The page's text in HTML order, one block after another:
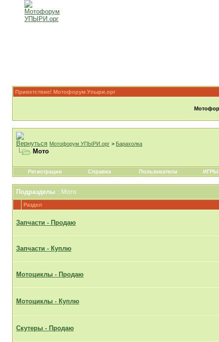
Приветствие! Мотофорум Упыри.орг
Мотофорум УПЫРИ.орг > Барахолка
Мото
Регистрация Справка Пользователи ИГРЫ
Подразделы : Мото
Раздел
Запчасти - Продаю
Запчасти - Куплю
Мотоциклы - Продаю
Мотоциклы - Куплю
Скутеры - Продаю